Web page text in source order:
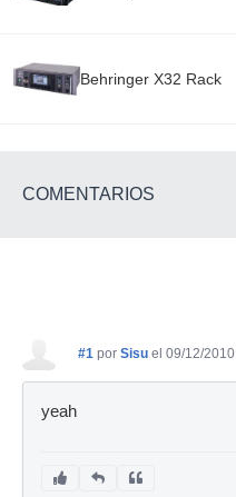
Behringer X32 Rack
COMENTARIOS
#1 por Sisu el 09/12/2010
yeah